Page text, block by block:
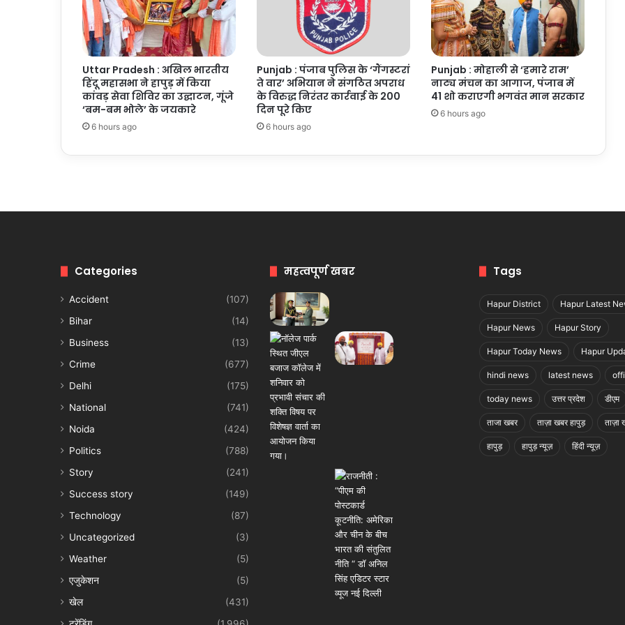
अपील
Uttar Pradesh : अखिल भारतीय
हिंदू महासभा ने हापुड़ में किया
कांवड़ सेवा शिविर का उद्घाटन, गूंजे
‘बम-बम भोले’ के जयकारे
6 hours ago
Punjab : पंजाब पुलिस के ‘गैंगस्टरां
ते वार’ अभियान ने संगठित अपराध
के विरुद्ध निरंतर कार्रवाई के 200
दिन पूरे किए
6 hours ago
Punjab : मोहाली से ‘हमारे राम’
नाट्य मंचन का आगाज, पंजाब में
41 शो कराएगी भगवंत मान सरकार
6 hours ago
Categories
Accident
(107)
Bihar
(14)
Business
(13)
Crime
(677)
Delhi
(175)
National
(741)
Noida
(424)
Politics
(788)
Story
(241)
Success story
(149)
Technology
(87)
Uncategorized
(3)
Weather
(5)
एजुकेशन
(5)
खेल
(431)
महत्वपूर्ण खबर Tags
Hapur District Hapur Latest
Hapur News Hapur Story
Hapur Today News Hapur
hindi news latest news
today news उत्तर प्रदेश डीएम
ताजा खबर ताज़ा खबर हापुड़ ताज़ा
हापुड़ हापुड़ न्यूज़ हिंदी न्यूज़